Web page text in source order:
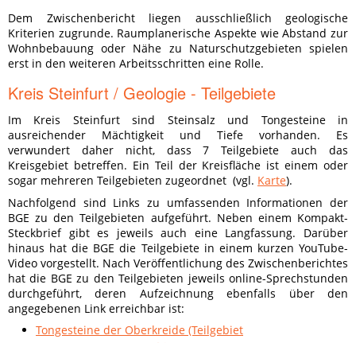
Dem Zwischenbericht liegen ausschließlich geologische
Kriterien zugrunde. Raumplanerische Aspekte wie Abstand zur
Wohnbebauung oder Nähe zu Naturschutzgebieten spielen
erst in den weiteren Arbeitsschritten eine Rolle.
Kreis Steinfurt / Geologie - Teilgebiete
Im Kreis Steinfurt sind Steinsalz und Tongesteine in
ausreichender Mächtigkeit und Tiefe vorhanden. Es
verwundert daher nicht, dass 7 Teilgebiete auch das
Kreisgebiet betreffen. Ein Teil der Kreisfläche ist einem oder
sogar mehreren Teilgebieten zugeordnet (vgl. Karte).
Nachfolgend sind Links zu umfassenden Informationen der
BGE zu den Teilgebieten aufgeführt. Neben einem Kompakt-
Steckbrief gibt es jeweils auch eine Langfassung. Darüber
hinaus hat die BGE die Teilgebiete in einem kurzen YouTube-
Video vorgestellt. Nach Veröffentlichung des Zwischenberichtes
hat die BGE zu den Teilgebieten jeweils online-Sprechstunden
durchgeführt, deren Aufzeichnung ebenfalls über den
angegebenen Link erreichbar ist:
Tongesteine der Oberkreide (Teilgebiet